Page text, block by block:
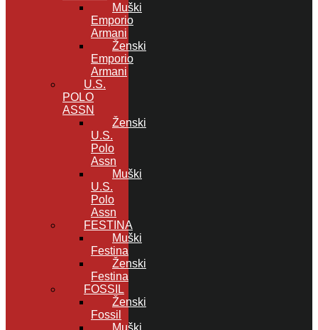
Muški
Emporio
Armani
Ženski
Emporio
Armani
U.S.
POLO
ASSN
Ženski
U.S.
Polo
Assn
Muški
U.S.
Polo
Assn
FESTINA
Muški
Festina
Ženski
Festina
FOSSIL
Ženski
Fossil
Muški